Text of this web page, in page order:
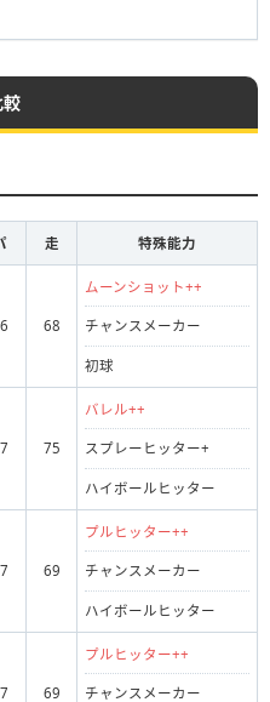
較
走 特殊能力
68
ムーンショット++
チャンスメーカー
初球
75
バレル++
スプレーヒッター+
ハイボールヒッター
69
プルヒッター++
チャンスメーカー
ハイボールヒッター
69
プルヒッター++
チャンスメーカー